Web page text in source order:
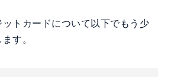
トカードについて以下でもう少
す。